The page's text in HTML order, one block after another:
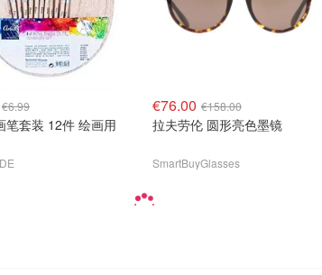
€6.99
笔套装 12件 绘画用
€76.00 €158.00
拉夫劳伦 圆形亮色墨镜
SmartBuyGlasses